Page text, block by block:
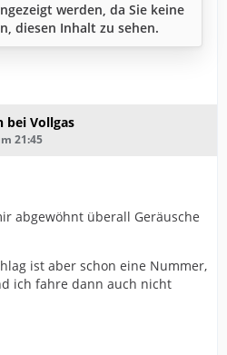
werden, da Sie keine
diesen Inhalt zu sehen.
bei Vollgas
21:45
abgewöhnt überall Geräusche
ist aber schon eine Nummer,
ich fahre dann auch nicht